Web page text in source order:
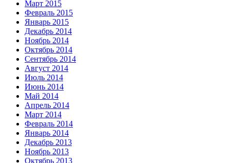
Март 2015
Февраль 2015
Январь 2015
Декабрь 2014
Ноябрь 2014
Октябрь 2014
Сентябрь 2014
Август 2014
Июль 2014
Июнь 2014
Май 2014
Апрель 2014
Март 2014
Февраль 2014
Январь 2014
Декабрь 2013
Ноябрь 2013
Октябрь 2013